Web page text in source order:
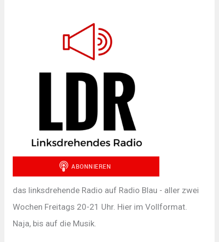
das linksdrehende Radio auf Radio Blau - aller zwei
Wochen Freitags 20-21 Uhr. Hier im Vollformat.
Naja, bis auf die Musik.